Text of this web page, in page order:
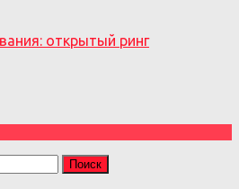
открытый ринг